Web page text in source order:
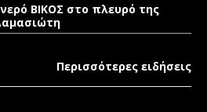
ΒΙΚΟΣ στο πλευρό της
Περισσότερες ειδήσεις